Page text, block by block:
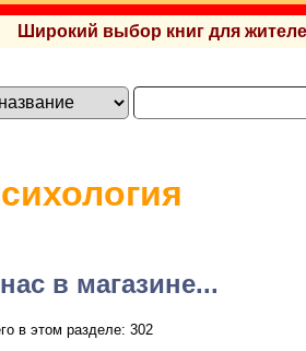
Широкий выбор книг для
в магазине...
в этом разделе: 302